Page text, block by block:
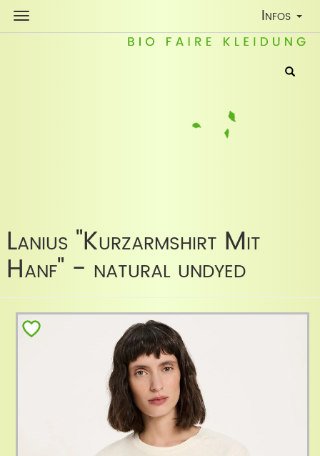
Toggle
Infos
Lanius "Kurzarmshirt Mit
Hanf" - natural undyed